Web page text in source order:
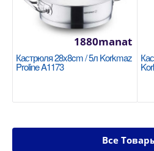
Кастрюля 28x8cm / 5л Korkmaz
Proline A1173
1880manat
Все